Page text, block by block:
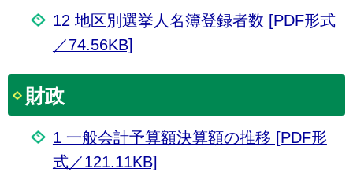
12 地区別選挙人名簿登録者数 [PDF形式
／74.56KB]
財政
1 一般会計予算額決算額の推移 [PDF形
式／121.11KB]